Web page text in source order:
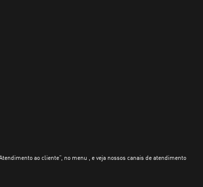
ao cliente”, no menu , e veja nossos canais de atendimento